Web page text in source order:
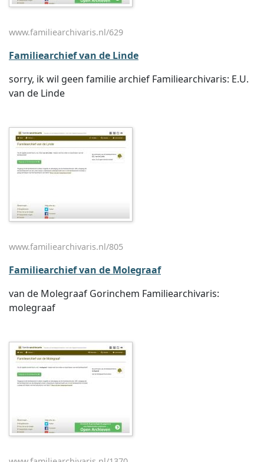
www.familiearchivaris.nl/629
Familiearchief van de Linde
sorry, ik wil geen familie archief Familiearchivaris: E.U.
van de Linde
www.familiearchivaris.nl/805
Familiearchief van de Molegraaf
van de Molegraaf Gorinchem Familiearchivaris:
molegraaf